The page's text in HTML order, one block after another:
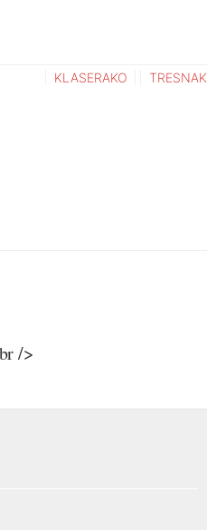
KLASERAKO TRESNAK
/>